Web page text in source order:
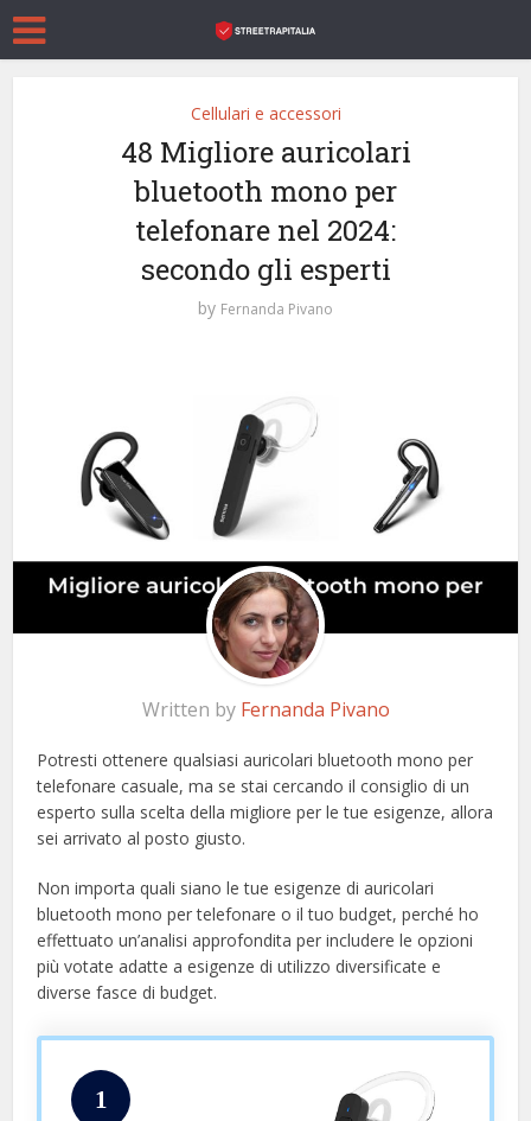
Cellulari e accessori
48 Migliore auricolari
bluetooth mono per
telefonare nel 2024:
secondo gli esperti
by Fernanda Pivano
Written by Fernanda Pivano
Potresti ottenere qualsiasi auricolari bluetooth mono per
telefonare casuale, ma se stai cercando il consiglio di un
esperto sulla scelta della migliore per le tue esigenze, allora
sei arrivato al posto giusto.
Non importa quali siano le tue esigenze di auricolari
bluetooth mono per telefonare o il tuo budget, perché ho
effettuato un’analisi approfondita per includere le opzioni
più votate adatte a esigenze di utilizzo diversificate e
diverse fasce di budget.
1